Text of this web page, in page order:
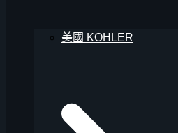
美國 KOHLER